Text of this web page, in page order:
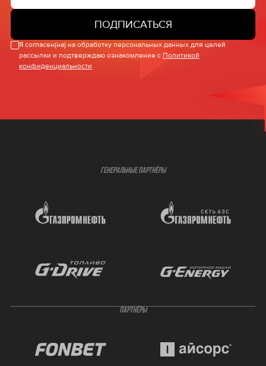
ПОДПИСАТЬСЯ
Я согласен(на) на обработку персональных данных для целей
рассылки и подтверждаю ознакомление с Политикой
конфиденциальности
ГЕНЕРАЛЬНЫЕ ПАРТНЁРЫ
ПАРТНЁРЫ